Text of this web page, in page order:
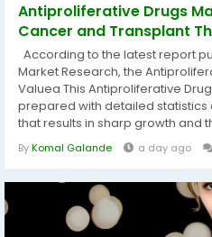
Antiproliferative Drugs
Cancer and Transplant
According to the latest report
Market Research, the
Valuea This Antiproliferative
prepared with detailed
that results in sharp growth and
market for the businesses. This
delivers all-inclusive analysis of
ByKomal Galande a day ago